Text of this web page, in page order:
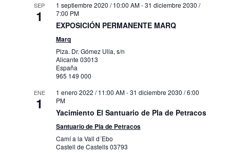
SEP
1
1 septiembre 2020 / 10:00 AM-31 diciembre 2030 /
7:00 PM
EXPOSICIÓN PERMANENTE MARQ
Marq
Plza. Dr. Gómez Ulla, s/n
Alicante 03013
España
965 149 000
ENE
1
1 enero 2022 / 11:00 AM-31 diciembre 2030 / 6:00
PM
Yacimiento El Santuario de Pla de Petracos
Santuario de Pla de Petracos
Camí a la Vall d´Ebo
Castell de Castells03793